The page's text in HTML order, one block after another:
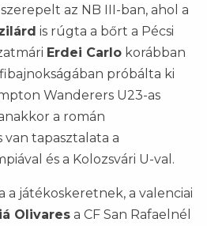
az NB III-ban, ahol a
is rúgta a bőrt a Pécsi
Erdei Carlo korábban
próbálta ki
Wanderers U23-as
a román
van tapasztalata a
és a Kolozsvári U-val.
a játékoskeretnek, a valenciai
Olivares a CF San Rafaelnél